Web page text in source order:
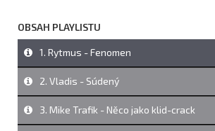
OBSAH PLAYLISTU
1. Rytmus - Fenomen
2. Vladis - Súdený
3. Mike Trafik - Něco jako klid-crack